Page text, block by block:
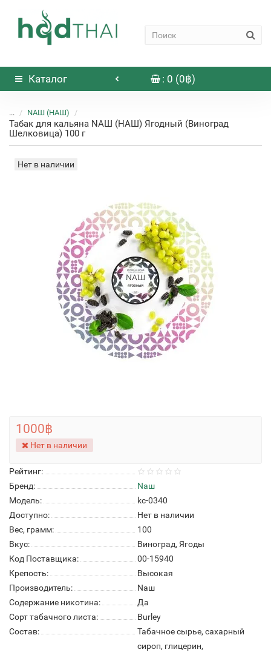
Каталог : 0 (0฿)
... NАШ (НАШ)
Табак для кальяна NАШ (НАШ) Ягодный (Виноград
Шелковица) 100 г
Нет в наличии
Рейтинг:
Бренд:
Nаш
Модель:
kc-0340
Доступно:
Нет в наличии
Вес, грамм:
100
Вкус:
Виноград, Ягоды
Код Поставщика:
00-15940
Крепость:
Высокая
Производитель:
Naш
Содержание никотина:
Да
Сорт табачного листа:
Burley
Состав:
Табачное сырье, сахарный
сироп, глицерин,
1000฿
Нет в наличии